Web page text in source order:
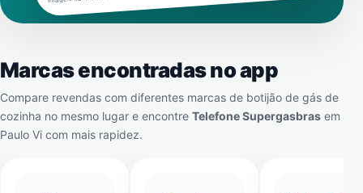
Marcas encontradas no app
Compare revendas com diferentes marcas de botijão de gás de
cozinha no mesmo lugar e encontre Telefone Supergasbras em
Paulo Vi com mais rapidez.